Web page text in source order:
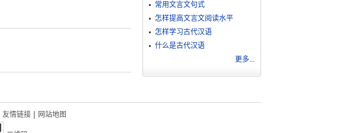
常用文言文句式
怎样提高文言文阅读水平
怎样学习古代汉语
什么是古代汉语
更多...
友情链接 | 网站地图